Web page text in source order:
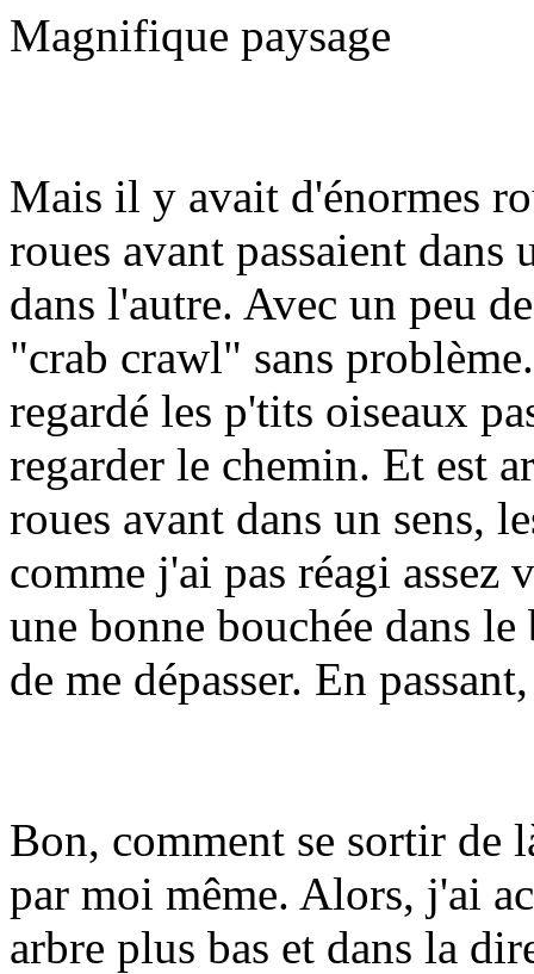
Magnifique paysage
Mais il y avait d'énormes
roues avant passaient
dans l'autre. Avec un peu
"crab crawl" sans
regardé les p'tits oiseaux
regarder le chemin. Et est
roues avant dans un sens,
comme j'ai pas réagi assez
une bonne bouchée dans
de me dépasser. En
Bon, comment se sortir de
par moi même. Alors, j'ai
arbre plus bas et dans la